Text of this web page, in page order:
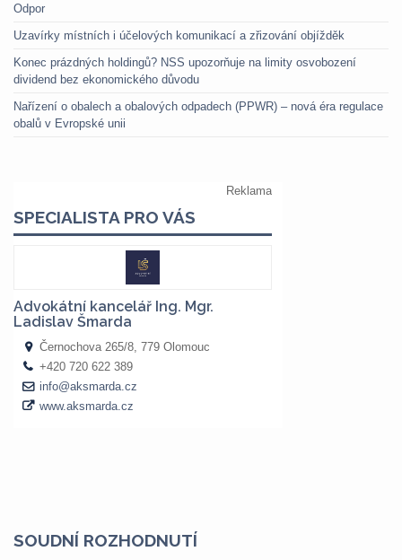
Odpor
Uzavírky místních i účelových komunikací a zřizování objížděk
Konec prázdných holdingů? NSS upozorňuje na limity osvobození
dividend bez ekonomického důvodu
Nařízení o obalech a obalových odpadech (PPWR) – nová éra regulace
obalů v Evropské unii
SOUDNÍ ROZHODNUTÍ